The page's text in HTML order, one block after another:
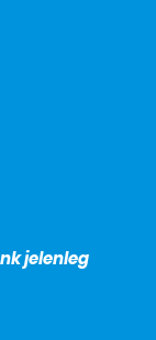
jelenleg